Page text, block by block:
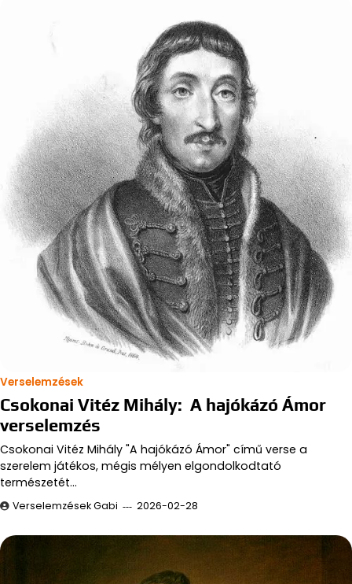
Verselemzések
Csokonai Vitéz Mihály: A hajókázó Ámor
verselemzés
Csokonai Vitéz Mihály "A hajókázó Ámor" című verse a
szerelem játékos, mégis mélyen elgondolkodtató
természetét…
Verselemzések Gabi 2026-02-28